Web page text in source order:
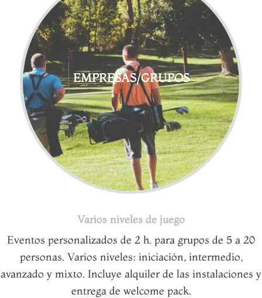
EMPRESAS/GRUPOS
Varios niveles de juego
Eventos personalizados de 2 h. para grupos de 5 a 20
personas. Varios niveles: iniciación, intermedio,
avanzado y mixto. Incluye alquiler de las instalaciones y
entrega de welcome pack.